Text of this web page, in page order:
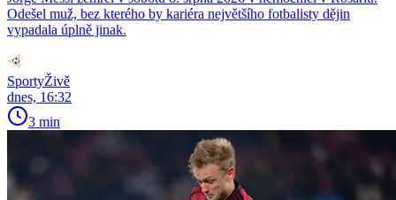
Odešel muž, bez kterého by kariéra největšího fotbalisty dějin
vypadala úplně jinak.
SportyŽivě
dnes, 16:32
3 min